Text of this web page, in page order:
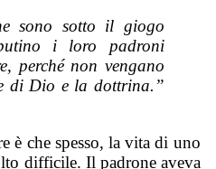
sono sotto il giogo
i loro padroni
perché non vengano
di Dio e la dottrina.”
è che spesso, la vita di uno
difficile. Il padrone aveva